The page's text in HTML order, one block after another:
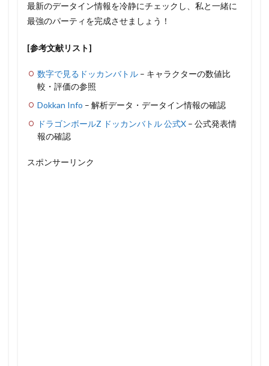
最新のデータイン情報を冷静にチェックし、私と一緒に
最強のパーティを完成させましょう！
[参考文献リスト]
数字で見るドッカンバトル – キャラクターの数値比
較・評価の参照
Dokkan Info – 解析データ・データイン情報の確認
ドラゴンボールZ ドッカンバトル 公式X – 公式発表情
報の確認
スポンサーリンク